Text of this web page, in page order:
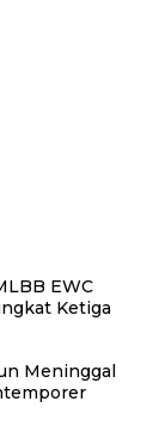
EWC
Ketiga
Meninggal